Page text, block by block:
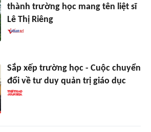
thành trường học mang tên liệt sĩ
Lê Thị Riêng
Sắp xếp trường học - Cuộc chuyển
đổi về tư duy quản trị giáo dục